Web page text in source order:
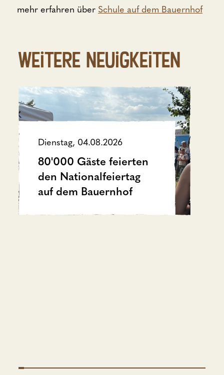
mehr erfahren über Schule auf dem Bauernhof
Weitere Neuigkeiten
Dienstag, 04.08.2026
80'000 Gäste feierten
den Nationalfeiertag
auf dem Bauernhof